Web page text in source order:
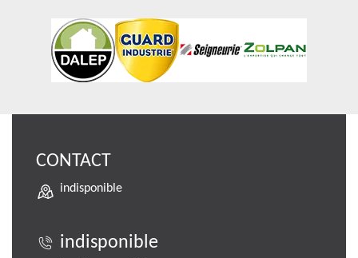
CONTACT
indisponible
indisponible